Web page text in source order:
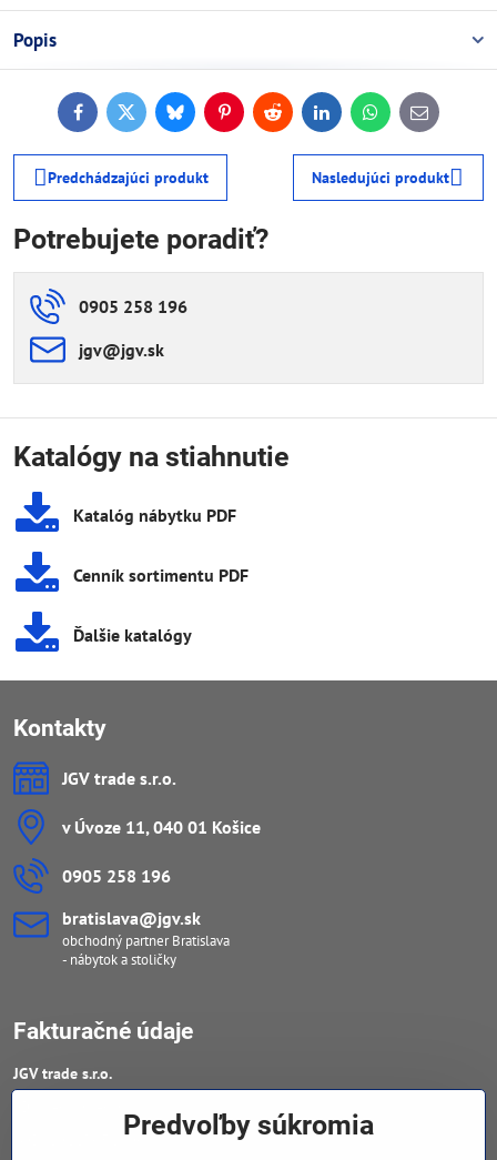
Popis
FacebookTwitterBlueskyPinterestReddit LinkedInWhatsApp
E-
mail
Predchádzajúci produkt Nasledujúci produkt
Potrebujete poradiť?
0905 258 196
jgv​@jgv​.sk
Katalógy na stiahnutie
Katalóg nábytku PDF
Cenník sortimentu PDF
Ďalšie katalógy
Kontakty
JGV trade s​.r​.o​.
v Úvoze 11, 040 01 Košice
0905 258 196
bratislava​@jgv​.sk
obchodný partner Bratislava
- nábytok a stoličky
Fakturačné údaje
JGV trade s​.r​.o​.
DIČ : 20223652906Predvoľby súkromia